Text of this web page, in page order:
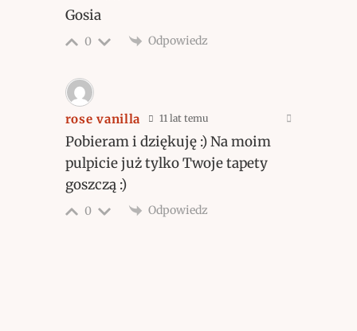
Gosia
0 Odpowiedz
rose vanilla 11 lat temu
Pobieram i dziękuję :) Na moim
pulpicie już tylko Twoje tapety
goszczą :)
0 Odpowiedz